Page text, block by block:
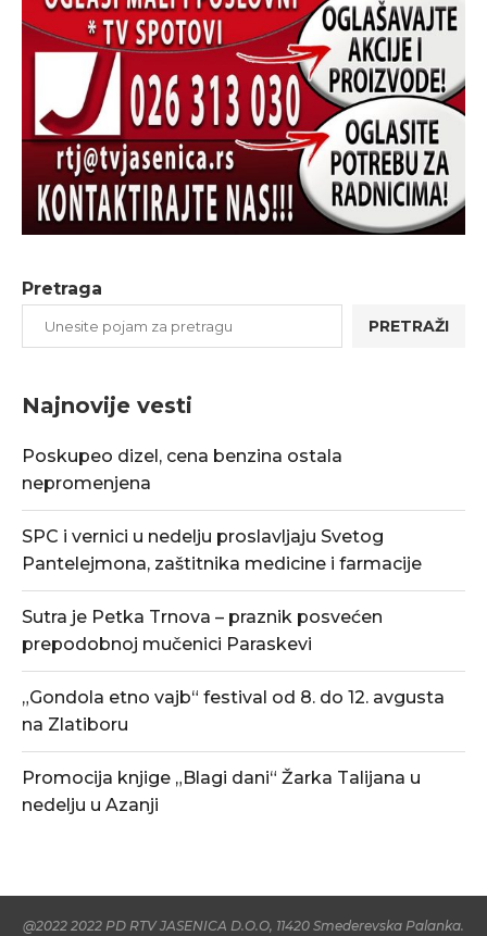
Pretraga
PRETRAŽI
Najnovije vesti
Poskupeo dizel, cena benzina ostala
nepromenjena
SPC i vernici u nedelju proslavljaju Svetog
Pantelejmona, zaštitnika medicine i farmacije
Sutra je Petka Trnova – praznik posvećen
prepodobnoj mučenici Paraskevi
„Gondola etno vajb“ festival od 8. do 12. avgusta
na Zlatiboru
Promocija knjige „Blagi dani“ Žarka Talijana u
nedelju u Azanji
@2022 2022 PD RTV JASENICA D.O.O, 11420 Smederevska Palanka.